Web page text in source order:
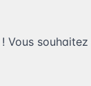
Vous souhaitez